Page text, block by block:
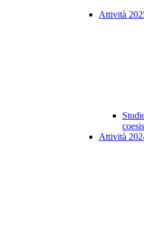
Attività
Attività